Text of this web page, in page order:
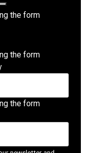
the form
the form
the form